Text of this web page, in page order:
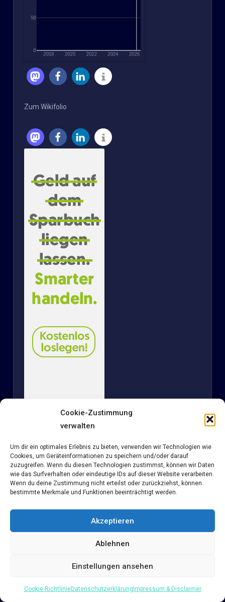
Cookie-Zustimmung
verwalten
Um dir ein optimales Erlebnis zu bieten, verwenden wir Technologien wie
Cookies, um Geräteinformationen zu speichern und/oder darauf
zuzugreifen. Wenn du diesen Technologien zustimmst, können wir Daten
wie das Surfverhalten oder eindeutige IDs auf dieser Website verarbeiten.
Wenn du deine Zustimmung nicht erteilst oder zurückziehst, können
bestimmte Merkmale und Funktionen beeinträchtigt werden.
Akzeptieren
Ablehnen
Einstellungen ansehen
Cookie-RichtlinieDatenschutzerklärung Impressum & Disclaimer
Zum Wikifolio